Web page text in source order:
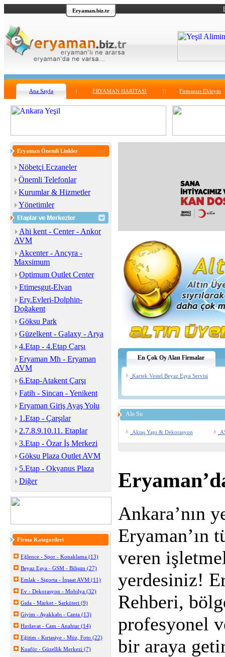
Eryaman.biz.tr
Ana Sayfa ERYAMAN HARİTASI Firmanızı Ekleyin
Eryaman Önemli Linkler
Nöbetçi Eczaneler
Önemli Telefonlar
Kurumlar & Hizmetler
Yönetimler
Ahi kent - Center - Ankor
AVM
Akcenter - Ancyra -
Maxsimum
Optimum Outlet Center
Etimesgut-Elvan
Ery.Evleri-Dolphin-
Doğakent
Göksu Park
Güzelkent - Galaxy - Arya
4.Etap - 4.Etap Çarşı
Eryaman Mh - Eryaman
AVM
6.Etap-Atakent Çarşı
Fatih - Sincan - Yenikent
Eryaman Giriş Ayaş Yolu
1.Etap - Çarşılar
2.7.8.9.10.11. Etaplar
3.Etap - Özar İş Merkezi
Göksu Plaza Outlet AVM
5.Etap - Okyanus Plaza
Diğer
Firma Kategorileri
Eğlence - Spor - Konaklama (13)
Beyaz Eşya - GSM - Bilişim (27)
Emlak - Sigorta - İnşaat AVM (11)
Ev - Dekorasyon - Mobilya (32)
Gıda - Market - Şarküteri (9)
Giyim - Ayakkabı - Çanta (13)
Hırdavat - Cam - Anahtar (14)
Eğitim - Kırtasiye - Müz, Foto (22)
Kuaför - Güzellik Merkezi (7)
En Çok Oy Alan Firmalar
Kartek Vestel Beyaz Eşya Servisi
Alo Su
Aktaş Yapı & Dekorasyon
Ankara’nın
Eryaman’ın
veren
yerdesiniz!
Rehberi,
profesyonel
bir araya